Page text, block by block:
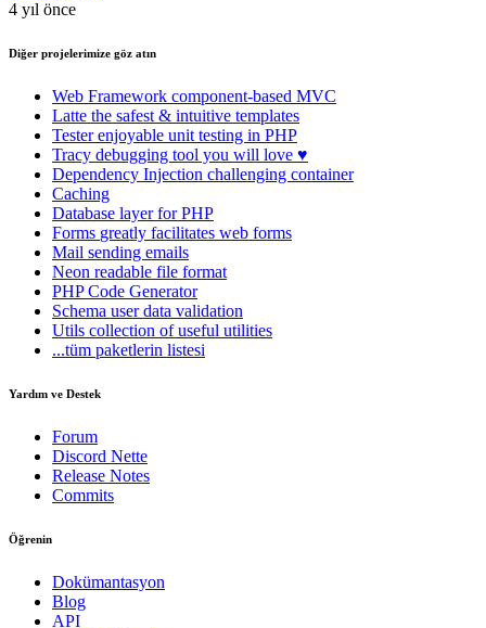
4 yıl önce
Diğer projelerimize göz atın
Web Framework component-based MVC
Latte the safest & intuitive templates
Testerenjoyable unit testing in PHP
Tracy debugging tool you will love ♥
Dependency Injection challenging container
Caching
Database layer for PHP
Forms greatly facilitates web forms
Mail sending emails
Neon readable file format
PHP Code Generator
Schema user data validation
Utils collection of useful utilities
...tüm paketlerin listesi
Yardım ve Destek
Forum
Discord Nette
Release Notes
Commits
Öğrenin
Dokümantasyon
Blog
API